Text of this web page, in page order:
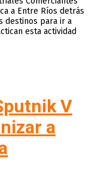
a Entre Ríos detrás
destinos para ir a
esta actividad
V
a